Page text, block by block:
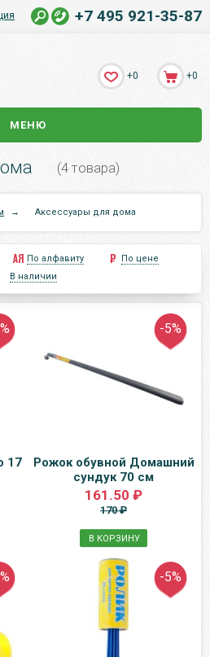
+7 495 921-35-87
+0 +0
МЕНЮ
(4 товара)
→ Аксессуары для дома
По алфавиту
По цене
В наличии
17
-5%
Рожок обувной Домашний
сундук 70 см
161.50 ₽
170 ₽
В КОРЗИНУ
-5%